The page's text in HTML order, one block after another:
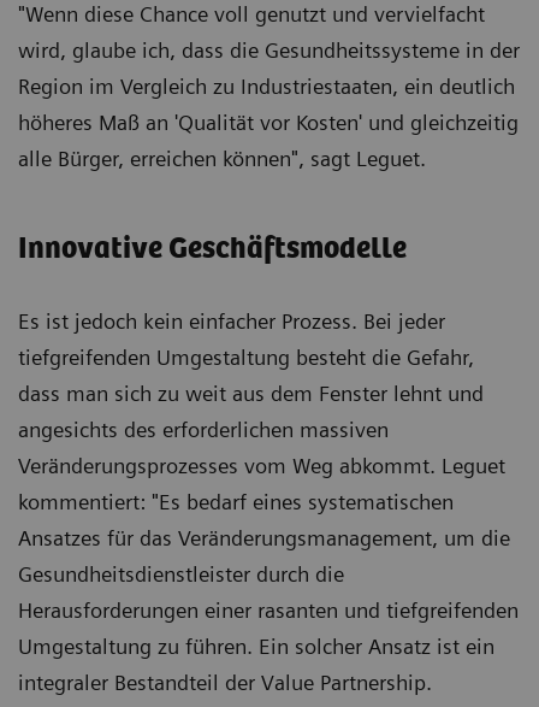
"Wenn diese Chance voll genutzt und vervielfacht
wird, glaube ich, dass die Gesundheitssysteme in der
Region im Vergleich zu Industriestaaten, ein deutlich
höheres Maß an 'Qualität vor Kosten' und gleichzeitig
alle Bürger, erreichen können", sagt Leguet.
Innovative Geschäftsmodelle
Es ist jedoch kein einfacher Prozess. Bei jeder
tiefgreifenden Umgestaltung besteht die Gefahr,
dass man sich zu weit aus dem Fenster lehnt und
angesichts des erforderlichen massiven
Veränderungsprozesses vom Weg abkommt. Leguet
kommentiert: "Es bedarf eines systematischen
Ansatzes für das Veränderungsmanagement, um die
Gesundheitsdienstleister durch die
Herausforderungen einer rasanten und tiefgreifenden
Umgestaltung zu führen. Ein solcher Ansatz ist ein
integraler Bestandteil der Value Partnership.